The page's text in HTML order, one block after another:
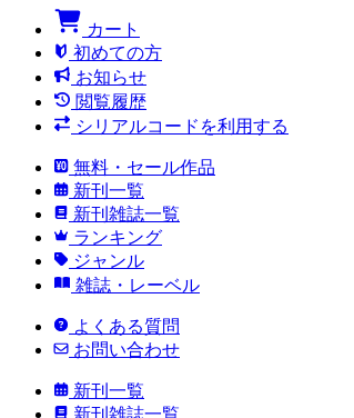
カート
初めての方
お知らせ
閲覧履歴
シリアルコードを利用する
無料・セール作品
新刊一覧
新刊雑誌一覧
ランキング
ジャンル
雑誌・レーベル
よくある質問
お問い合わせ
新刊一覧
新刊雑誌一覧